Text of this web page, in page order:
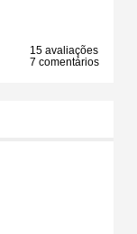
15 avaliações
7 comentários